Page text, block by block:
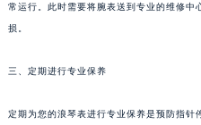
常运行。此时需要将腕表送到专业的维修中
损。
三、定期进行专业保养
定期为您的浪琴表进行专业保养是预防指针